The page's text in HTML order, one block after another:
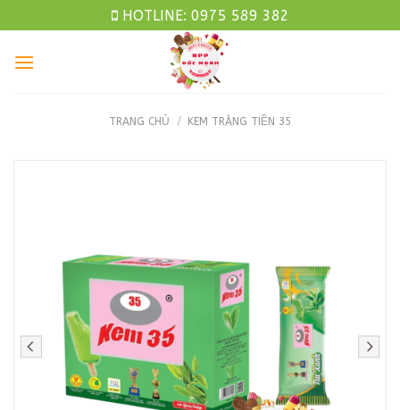
to
content
HOTLINE: 0975 589 382
TRANG CHỦ / KEM TRÀNG TIỀN 35